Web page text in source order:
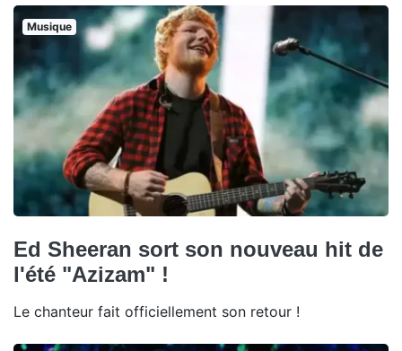
Musique
Ed Sheeran sort son nouveau hit de
l'été "Azizam" !
Le chanteur fait officiellement son retour !